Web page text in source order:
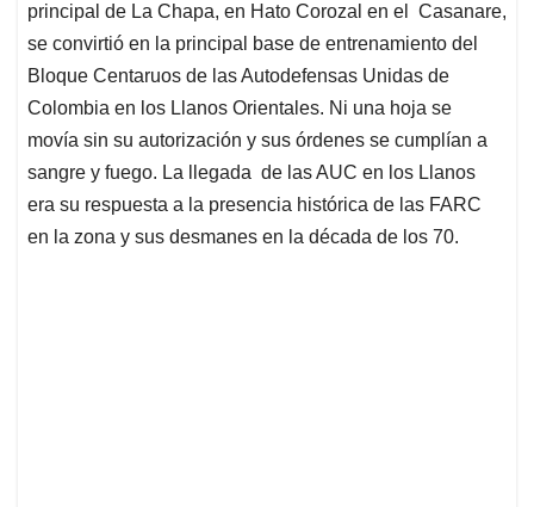
A
p
p
o
o
k
d
I
n
d
s
principal de La Chapa, en Hato Corozal en el Casanare,
se convirtió en la principal base de entrenamiento del
Bloque Centaruos de las Autodefensas Unidas de
Colombia en los Llanos Orientales. Ni una hoja se
movía sin su autorización y sus órdenes se cumplían a
sangre y fuego. La llegada de las AUC en los Llanos
era su respuesta a la presencia histórica de las FARC
en la zona y sus desmanes en la década de los 70.